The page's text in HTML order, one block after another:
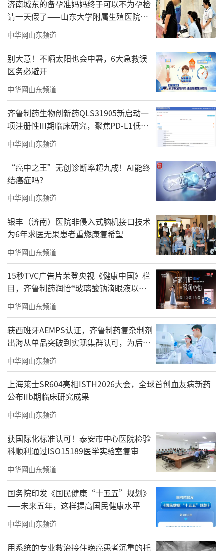
济南城东的备孕准妈妈终于可以不为孕检
请一天假了——山东大学附属生殖医院进
驻银丰（济南）医院送“方便”
中华网山东频道
别大意！不晒太阳也会中暑，6大急救误
区务必避开
中华网山东频道
齐鲁制药生物创新药QLS31905新启动一
项注册性III期临床研究，聚焦PD-L1低表
达胃癌一线治疗
中华网山东频道
“癌中之王”无创诊断率超九成！AI能终
结癌症吗？
中华网山东频道
银丰（济南）医院非侵入式脑机接口技术
为6年求医无果患者重燃康复希望
中华网山东频道
15秒TVC广告片荣登央视《健康中国》栏
目，齐鲁制药润怡®玻璃酸钠滴眼液以品
质诠释国民好药担当
中华网山东频道
获西班牙AEMPS认证，齐鲁制药复杂制剂
出海从单品突破到实现集群认可，为后续
产品获批欧盟上市筑牢根基
中华网山东频道
上海莱士SR604亮相ISTH2026大会，全球首创血友病新药
公布IIb期临床研究成果
中华网山东频道
获国际化标准认可！泰安市中心医院检验
科顺利通过ISO15189医学实验室复审
中华网山东频道
国务院印发《国民健康“十五五”规划》
——未来五年，这样提高国民健康水平
中华网山东频道
用系统的专业救治接住晚癌患者沉重的托